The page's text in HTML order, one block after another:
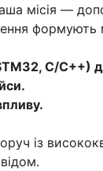
місія —
формують
C/C++)
із